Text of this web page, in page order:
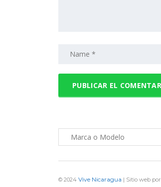
© 2024 Vive Nicaragua | Sitio web por